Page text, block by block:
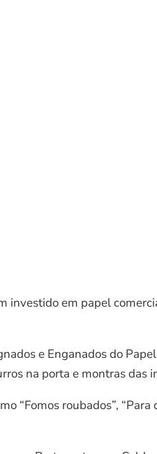
investido em papel
e Enganados do
na porta e montras das
“Fomos roubados”, “Para